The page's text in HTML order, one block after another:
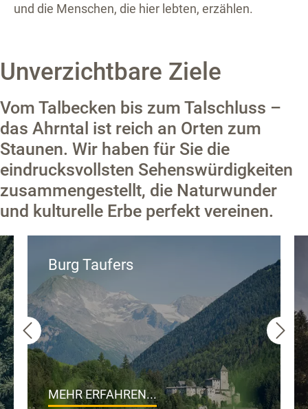
und die Menschen, die hier lebten, erzählen.
Unverzichtbare Ziele
Vom Talbecken bis zum Talschluss –
das Ahrntal ist reich an Orten zum
Staunen. Wir haben für Sie die
eindrucksvollsten Sehenswürdigkeiten
zusammengestellt, die Naturwunder
und kulturelle Erbe perfekt vereinen.
Burg Taufers
MEHR ERFAHREN...